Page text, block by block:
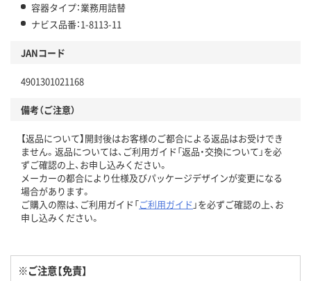
容器タイプ：業務用詰替
ナビス品番：1-8113-11
JANコード
4901301021168
備考（ご注意）
【返品について】開封後はお客様のご都合による返品はお受けでき
ません。返品については、ご利用ガイド「返品・交換について」を必
ずご確認の上、お申し込みください。
メーカーの都合により仕様及びパッケージデザインが変更になる
場合があります。
ご購入の際は、ご利用ガイド「ご利用ガイド 」を必ずご確認の上、お
申し込みください。
※ご注意【免責】